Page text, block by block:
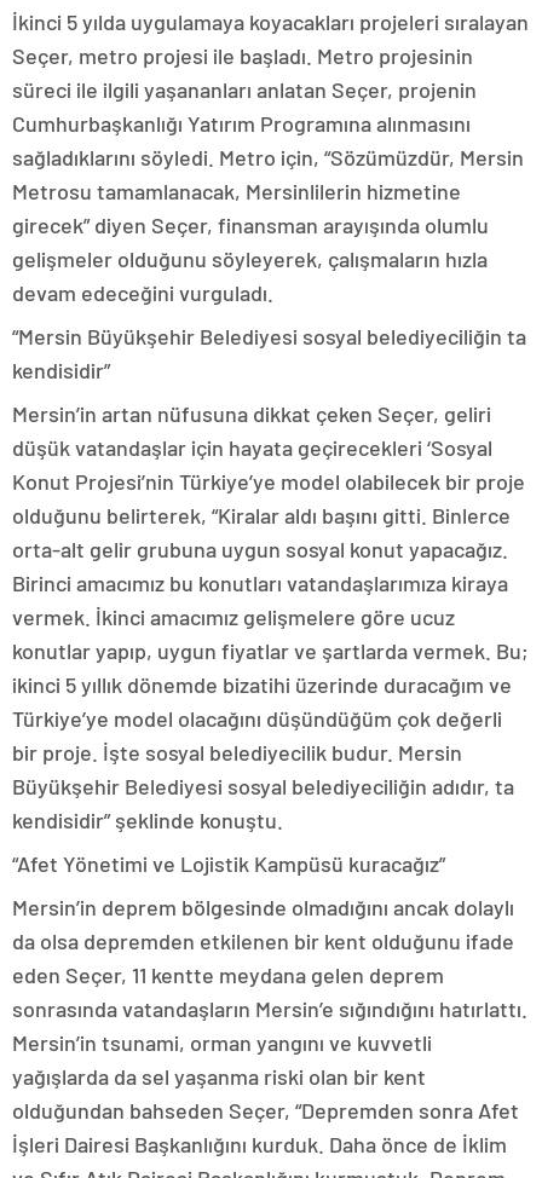
İkinci 5 yılda uygulamaya koyacakları projeleri sıralayan
Seçer, metro projesi ile başladı. Metro projesinin
süreci ile ilgili yaşananları anlatan Seçer, projenin
Cumhurbaşkanlığı Yatırım Programına alınmasını
sağladıklarını söyledi. Metro için, “Sözümüzdür, Mersin
Metrosu tamamlanacak, Mersinlilerin hizmetine
girecek” diyen Seçer, finansman arayışında olumlu
gelişmeler olduğunu söyleyerek, çalışmaların hızla
devam edeceğini vurguladı.
“Mersin Büyükşehir Belediyesi sosyal belediyeciliğin ta
kendisidir”
Mersin’in artan nüfusuna dikkat çeken Seçer, geliri
düşük vatandaşlar için hayata geçirecekleri ‘Sosyal
Konut Projesi’nin Türkiye’ye model olabilecek bir proje
olduğunu belirterek, “Kiralar aldı başını gitti. Binlerce
orta-alt gelir grubuna uygun sosyal konut yapacağız.
Birinci amacımız bu konutları vatandaşlarımıza kiraya
vermek. İkinci amacımız gelişmelere göre ucuz
konutlar yapıp, uygun fiyatlar ve şartlarda vermek. Bu;
ikinci 5 yıllık dönemde bizatihi üzerinde duracağım ve
Türkiye’ye model olacağını düşündüğüm çok değerli
bir proje. İşte sosyal belediyecilik budur. Mersin
Büyükşehir Belediyesi sosyal belediyeciliğin adıdır, ta
kendisidir” şeklinde konuştu.
“Afet Yönetimi ve Lojistik Kampüsü kuracağız”
Mersin’in deprem bölgesinde olmadığını ancak dolaylı
da olsa depremden etkilenen bir kent olduğunu ifade
eden Seçer, 11 kentte meydana gelen deprem
sonrasında vatandaşların Mersin’e sığındığını hatırlattı.
Mersin’in tsunami, orman yangını ve kuvvetli
yağışlarda da sel yaşanma riski olan bir kent
olduğundan bahseden Seçer, “Depremden sonra Afet
İşleri Dairesi Başkanlığını kurduk. Daha önce de İklim